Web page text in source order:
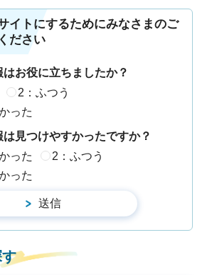
イトにするためにみなさまのご
ださい
お役に立ちましたか？
2：ふつう
った
見つけやすかったですか？
った
2：ふつう
った